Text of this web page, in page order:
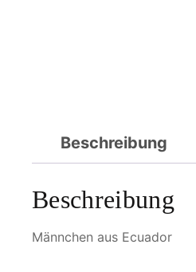
Beschreibung
Beschreibung
Männchen aus Ecuador